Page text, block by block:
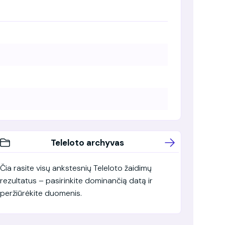
Teleloto archyvas
Čia rasite visų ankstesnių Teleloto žaidimų
rezultatus – pasirinkite dominančią datą ir
peržiūrėkite duomenis.